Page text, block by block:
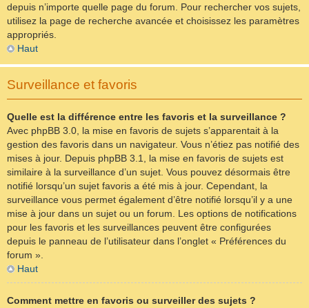
depuis n’importe quelle page du forum. Pour rechercher vos sujets,
utilisez la page de recherche avancée et choisissez les paramètres
appropriés.
Haut
Surveillance et favoris
Quelle est la différence entre les favoris et la surveillance ?
Avec phpBB 3.0, la mise en favoris de sujets s’apparentait à la
gestion des favoris dans un navigateur. Vous n’étiez pas notifié des
mises à jour. Depuis phpBB 3.1, la mise en favoris de sujets est
similaire à la surveillance d’un sujet. Vous pouvez désormais être
notifié lorsqu’un sujet favoris a été mis à jour. Cependant, la
surveillance vous permet également d’être notifié lorsqu’il y a une
mise à jour dans un sujet ou un forum. Les options de notifications
pour les favoris et les surveillances peuvent être configurées
depuis le panneau de l’utilisateur dans l’onglet « Préférences du
forum ».
Haut
Comment mettre en favoris ou surveiller des sujets ?